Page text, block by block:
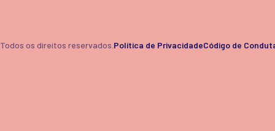
Todos os direitos reservados. Política de PrivacidadeCódigo de